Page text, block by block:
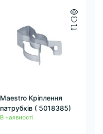
Maestro Кріплення
патрубків ( 5018385)
В наявності